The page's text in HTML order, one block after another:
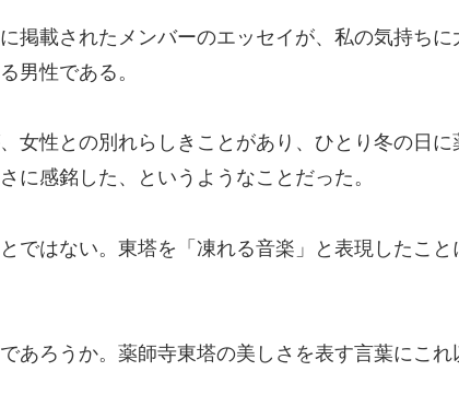
掲載されたメンバーのエッセイが、私の気持ちに
男性である。
女性との別れらしきことがあり、ひとり冬の日に
に感銘した、というようなことだった。
ではない。東塔を「凍れる音楽」と表現したこと
あろうか。薬師寺東塔の美しさを表す言葉にこれ